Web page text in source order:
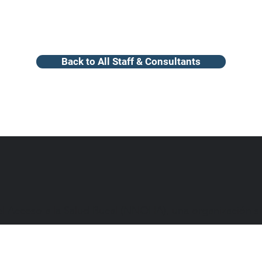
Back to All Staff & Consultants